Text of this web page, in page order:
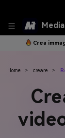
Crea
Home > creare >